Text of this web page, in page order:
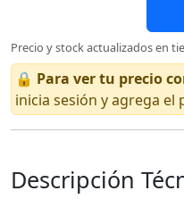
Precio y stock actualizados en
🔒 Para ver tu precio
inicia sesión y agrega
Descripción